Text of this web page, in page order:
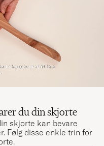
du din skjorte
skjorte kan bevare
Følg disse enkle trin for